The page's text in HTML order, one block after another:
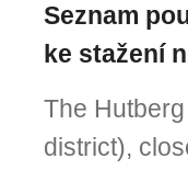
Seznam
ke stažení
The
district),